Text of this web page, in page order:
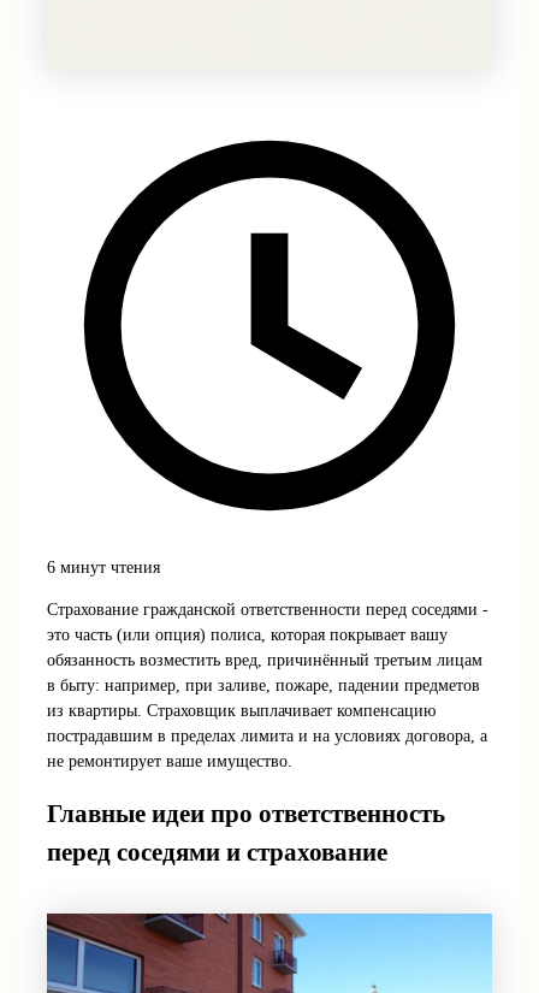
6 минут чтения
Страхование гражданской ответственности перед соседями -
это часть (или опция) полиса, которая покрывает вашу
обязанность возместить вред, причинённый третьим лицам
в быту: например, при заливе, пожаре, падении предметов
из квартиры. Страховщик выплачивает компенсацию
пострадавшим в пределах лимита и на условиях договора, а
не ремонтирует ваше имущество.
Главные идеи про ответственность
перед соседями и страхование